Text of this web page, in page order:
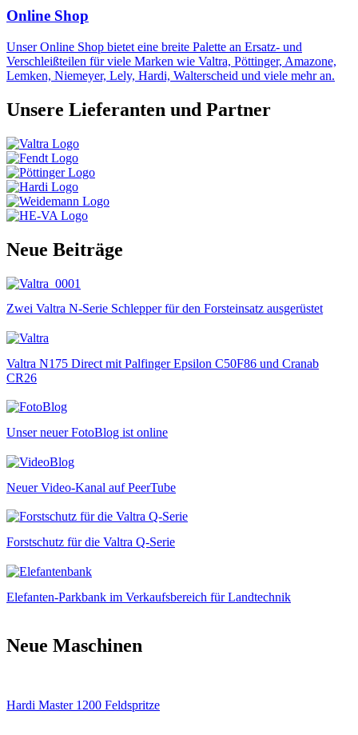
Online Shop
Unser Online Shop bietet eine breite Palette an Ersatz- und
Verschleißteilen für viele Marken wie Valtra, Pöttinger, Amazone,
Lemken, Niemeyer, Lely, Hardi, Walterscheid und viele mehr an.
Unsere Lieferanten und Partner
Neue Beiträge
Zwei Valtra N-Serie Schlepper für den Forsteinsatz ausgerüstet
Valtra N175 Direct mit Palfinger Epsilon C50F86 und Cranab
CR26
Unser neuer FotoBlog ist online
Neuer Video-Kanal auf PeerTube
Forstschutz für die Valtra Q-Serie
Elefanten-Parkbank im Verkaufsbereich für Landtechnik
Neue Maschinen
Hardi Master 1200 Feldspritze